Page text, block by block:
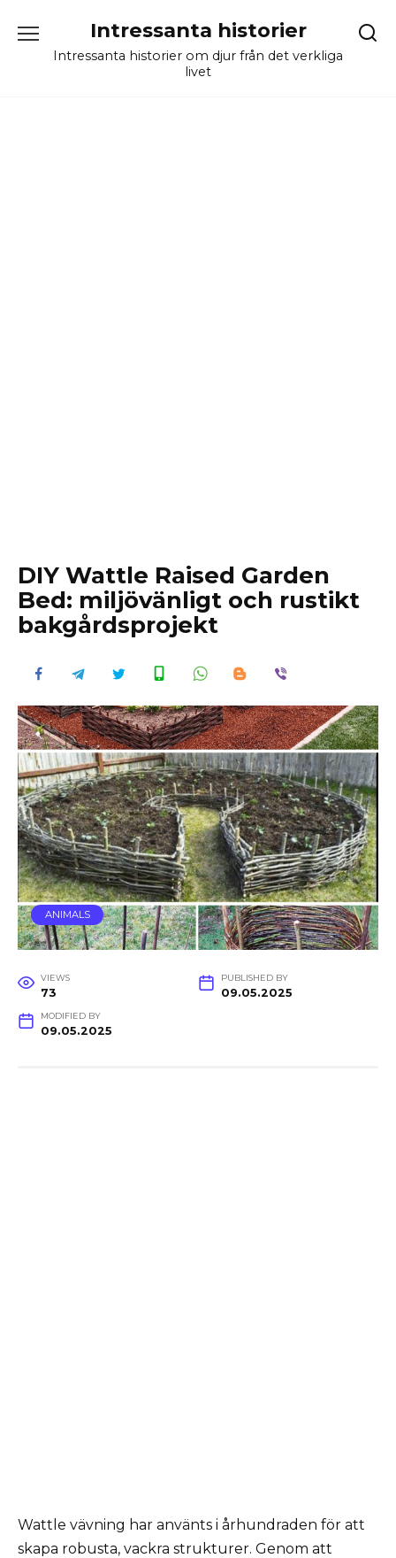
content
Intressanta historier
Intressanta historier om djur från det verkliga
livet
DIY Wattle Raised Garden
Bed: miljövänligt och rustikt
bakgårdsprojekt
ANIMALS
VIEWS
73
PUBLISHED BY
09.05.2025
MODIFIED BY
09.05.2025
Wattle vävning har använts i århundraden för att
skapa robusta, vackra strukturer. Genom att